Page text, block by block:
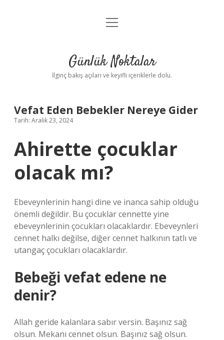
Anasayfa
Yasal Uyarı
menüyü
Günlük Noktalar
İlginç bakış açıları ve keyifli içeriklerle dolu.
Vefat Eden Bebekler Nereye Gider
Tarih: Aralık 23, 2024
Ahirette çocuklar
olacak mı?
Ebeveynlerinin hangi dine ve inanca sahip olduğu
önemli değildir. Bu çocuklar cennette yine
ebeveynlerinin çocukları olacaklardır. Ebeveynleri
cennet halkı değilse, diğer cennet halkının tatlı ve
utangaç çocukları olacaklardır.
Bebeği vefat edene ne
denir?
Allah geride kalanlara sabır versin. Başınız sağ
olsun. Mekanı cennet olsun. Başınız sağ olsun.